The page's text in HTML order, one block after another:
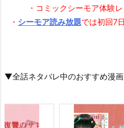
・コミックシーモア体験
・ シーモア読み放題では初回7
▼全話ネタバレ中のおすすめ漫